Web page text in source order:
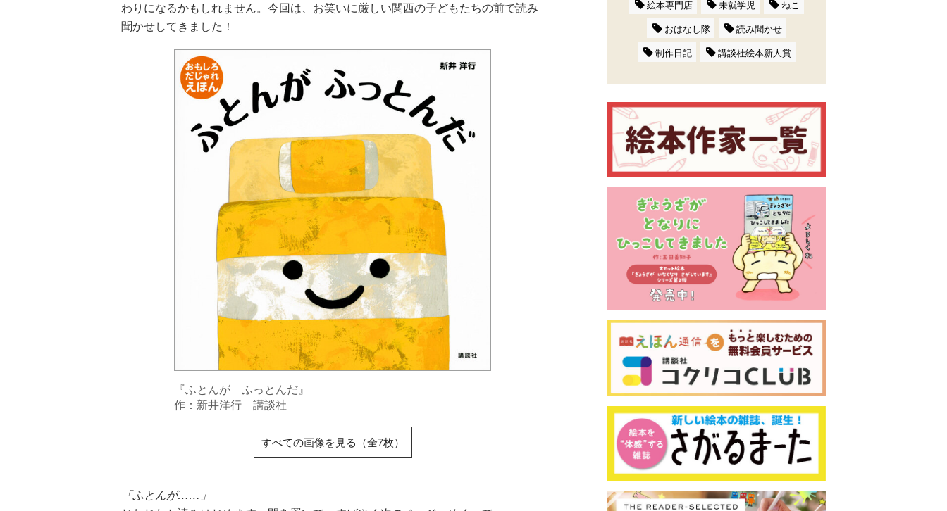
わりになるかもしれません。今回は、お笑いに厳しい関西の子どもたちの前で読み
聞かせしてきました！
『ふとんが ふっとんだ』
作：新井洋行 講談社
すべての画像を見る（全7枚）
「ふとんが……」
絵本専門店 未就学児
ねこ
おはなし隊
読み聞かせ
制作日記
講談社絵本新人賞